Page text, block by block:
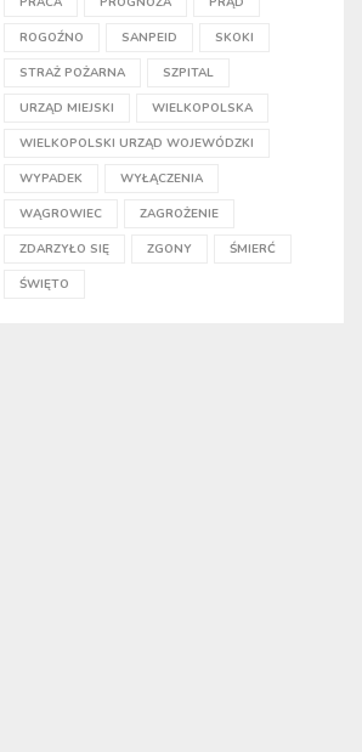
ROGOŹNO SANPEID SKOKI
STRAŻ POŻARNA SZPITAL
URZĄD MIEJSKI WIELKOPOLSKA
WIELKOPOLSKI URZĄD WOJEWÓDZKI
WYPADEK WYŁĄCZENIA
WĄGROWIEC ZAGROŻENIE
ZDARZYŁO SIĘ ZGONY ŚMIERĆ
ŚWIĘTO